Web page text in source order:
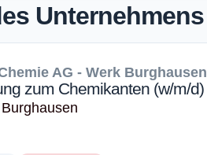
Unternehmens
AG - Werk Burghausen
zum Chemikanten (w/m/d)